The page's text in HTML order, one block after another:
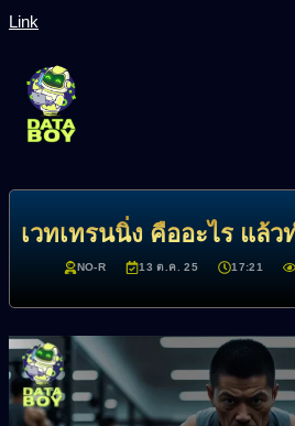
Link
เวทเทรนนิ่ง คืออะไร แล้ว
NO-R 13 ต.ค. 25 17:21